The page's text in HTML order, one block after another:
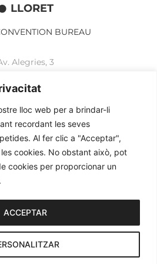
lloc web per a brindar-li
recordant les seves
Al fer clic a "Acceptar",
cookies. No obstant això, pot
cookies per proporcionar un
ACCEPTAR
LLORET
BUREAU
Alegries, 3
972 365 788
Aviso legal
de privacidad
de cookies
Todos los derechos reservados.
iònic.web